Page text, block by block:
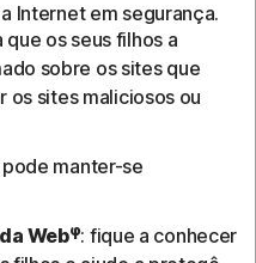
Internet em segurança.
que os seus filhos a
sobre os sites que
sites maliciosos ou
pode manter-se
Webφ: fique a conhecer